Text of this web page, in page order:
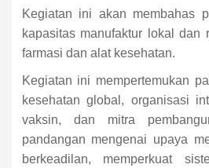
Kegiatan ini akan membahas
kapasitas manufaktur lokal dan
farmasi dan alat kesehatan.
Kegiatan ini mempertemukan
kesehatan global, organisasi
vaksin, dan mitra
pandangan mengenai upaya
berkeadilan, memperkuat